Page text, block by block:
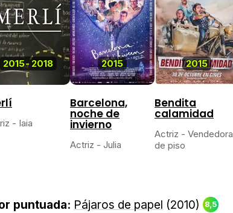
2015-2018
- Iaia
2015
Barcelona,
noche de
invierno
Actriz - Julia
2015
Bendita
calamidad
Actriz - Vendedora
de piso
puntuada: Pájaros de papel (2010) 8,5